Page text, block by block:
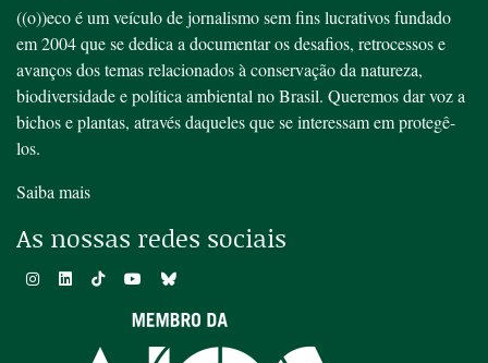
((o))eco é um veículo de jornalismo sem fins lucrativos fundado
em 2004 que se dedica a documentar os desafios, retrocessos e
avanços dos temas relacionados à conservação da natureza,
biodiversidade e política ambiental no Brasil. Queremos dar voz a
bichos e plantas, através daqueles que se interessam em protegê-
los.
Saiba mais
As nossas redes sociais